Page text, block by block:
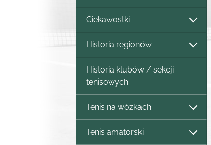
Ciekawostki
Historia regionów
Historia klubów / sekcji
tenisowych
Tenis na wózkach
Tenis amatorski